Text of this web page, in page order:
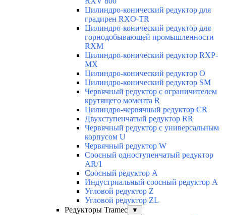
Цилиндро-конический редуктор для
градирен RXO-TR
Цилиндро-конический редуктор для
горнодобывающей промышленности
RXМ
Цилиндро-конический редуктор RXP-
MX
Цилиндро-конический редуктор О
Цилиндро-конический редуктор SM
Червячный редуктор с ограничителем
крутящего момента R
Цилиндро-червячный редуктор СR
Двухступенчатый редуктор RR
Червячный редуктор с универсальным
корпусом U
Червячный редуктор W
Соосный одноступенчатый редуктор
AR/1
Соосный редуктор А
Индустриальный соосный редуктор А
Угловой редуктор Z
Угловой редуктор ZL
Редукторы Tramec
▼